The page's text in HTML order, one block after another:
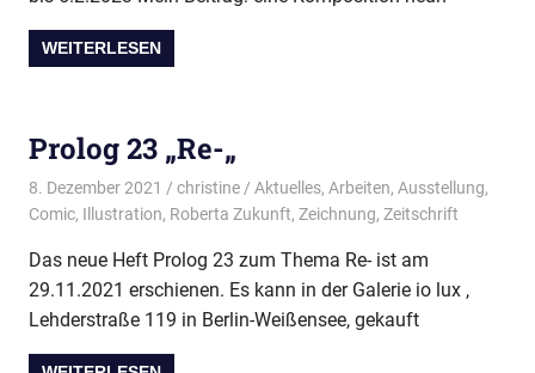
WEITERLESEN
Prolog 23 „Re-„
8. Dezember 2021 christine Aktuelles, Arbeiten, Ausstellung,
Comic, Illustration, Roberta Zukunft, Zeichnung, Zeitschrift
Das neue Heft Prolog 23 zum Thema Re- ist am
29.11.2021 erschienen. Es kann in der Galerie io lux ,
Lehderstraße 119 in Berlin-Weißensee, gekauft